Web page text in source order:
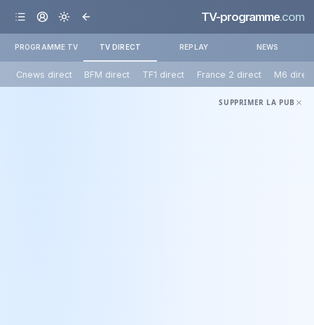
TV-programme.com
PROGRAMME TV TV DIRECT REPLAY NEWS
Cnews direct BFM direct TF1 direct France 2 direct M6
SUPPRIMER LA PUB